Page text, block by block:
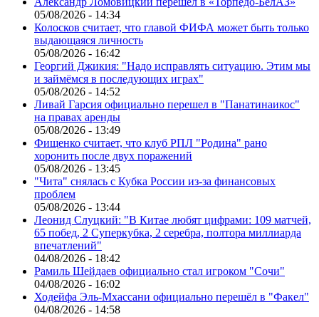
05/08/2026 - 14:34
Колосков считает, что главой ФИФА может быть только
выдающаяся личность
05/08/2026 - 16:42
Георгий Джикия: "Надо исправлять ситуацию. Этим мы
и займёмся в последующих играх"
05/08/2026 - 14:52
Ливай Гарсия официально перешел в "Панатинаикос"
на правах аренды
05/08/2026 - 13:49
Фищенко считает, что клуб РПЛ "Родина" рано
хоронить после двух поражений
05/08/2026 - 13:45
"Чита" снялась с Кубка России из-за финансовых
проблем
05/08/2026 - 13:44
Леонид Слуцкий: "В Китае любят цифрами: 109 матчей,
65 побед, 2 Суперкубка, 2 серебра, полтора миллиарда
впечатлений"
04/08/2026 - 18:42
Рамиль Шейдаев официально стал игроком "Сочи"
04/08/2026 - 16:02
Ходейфа Эль-Мхассани официально перешёл в "Факел"
04/08/2026 - 14:58